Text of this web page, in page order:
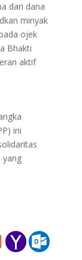
dari dana
minyak
ojek
Bhakti
aktif
ini
yang